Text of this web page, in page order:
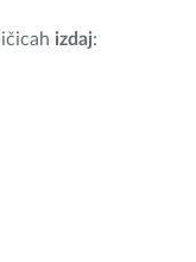
izdaj: